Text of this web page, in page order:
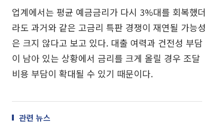
업계에서는 평균 예금금리가 다시 3%대를 회복했더
라도 과거와 같은 고금리 특판 경쟁이 재연될 가능성
은 크지 않다고 보고 있다. 대출 여력과 건전성 부담
이 남아 있는 상황에서 금리를 크게 올릴 경우 조달
비용 부담이 확대될 수 있기 때문이다.
관련 뉴스